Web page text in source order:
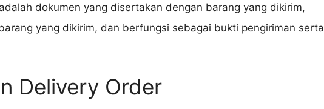
dokumen yang disertakan dengan barang yang dikirim,
yang dikirim, dan berfungsi sebagai bukti pengiriman serta
Delivery Order